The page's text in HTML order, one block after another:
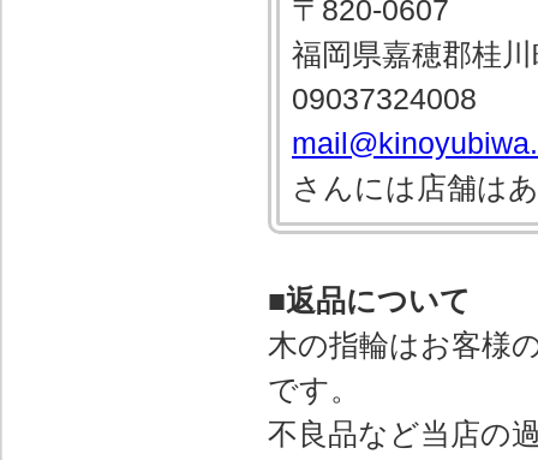
〒820-0607
福岡県嘉穂郡桂
09037324008
さんには店舗は
■返品について
木の指輪はお客様
です。
不良品など当店の